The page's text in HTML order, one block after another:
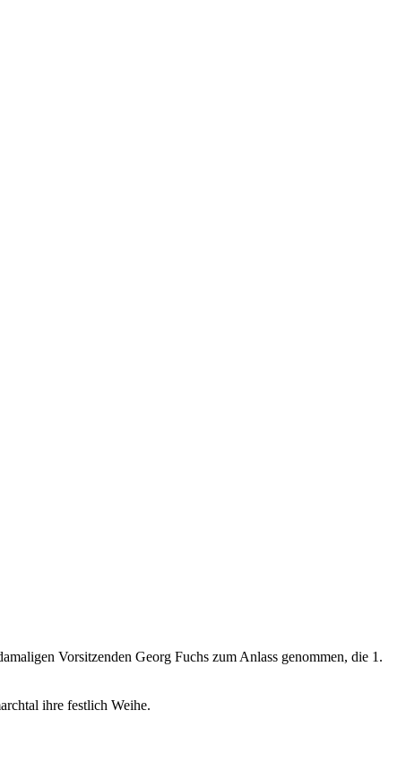
Vorsitzenden Georg Fuchs zum Anlass genommen, die 1.
ihre festlich Weihe.